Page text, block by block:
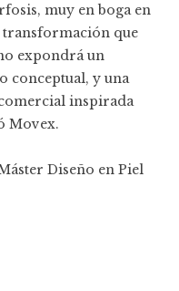
muy en boga en
transformación que
expondrá un
conceptual, y una
inspirada
Movex.
Diseño en Piel